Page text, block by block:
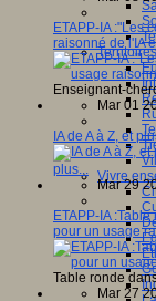
Territoires
Vivre
ETAPP-IA :"Les
raisonné de l'IA
Enseignant-
Mar 01
IA de A à Z, et
plus...
Mar 29
ETAPP-IA
pour un usage
Table ronde
Mar 27